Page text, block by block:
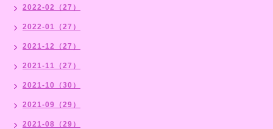
2022-02（27）
2022-01（27）
2021-12（27）
2021-11（27）
2021-10（30）
2021-09（29）
2021-08（29）